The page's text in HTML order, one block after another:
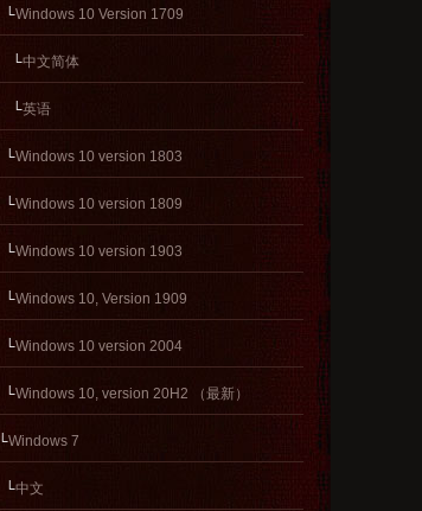
└Windows 10 Version 1709
└中文简体
└英语
└Windows 10 version 1803
└Windows 10 version 1809
└Windows 10 version 1903
└Windows 10, Version 1909
└Windows 10 version 2004
└Windows 10, version 20H2 （最新）
└Windows 7
└中文